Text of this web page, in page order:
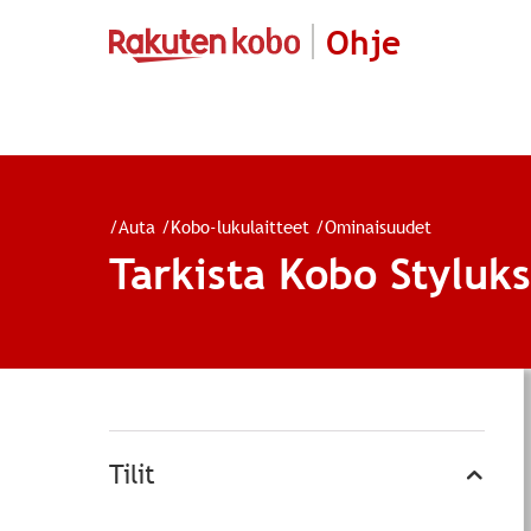
Ohje
/Auta /Kobo-lukulaitteet /Ominaisuudet
Tarkista Kobo
Tilit